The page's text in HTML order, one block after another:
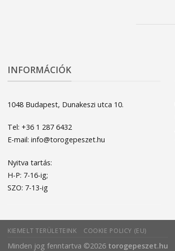
INFORMÁCIÓK
1048 Budapest, Dunakeszi utca 10.
Tel: +36 1 287 6432
E-mail: info@torogepeszet.hu
Nyitva tartás:
H-P: 7-16-ig;
SZO: 7-13-ig
KIEMELT TERÜLETEINK COOKIE POLICY (EU)
Minden jog fenntartva ©2026 torogepeszet.hu